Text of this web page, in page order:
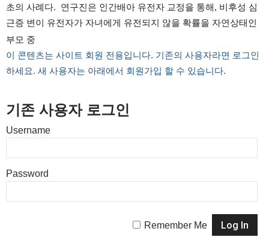
초의 사례다. 연구진은 인간배아 유전자 교정을 통해, 비후성 심
근증 변이 유전자가 자녀에게 유전되지 않을 확률을 자연상태인
부모 중
이 콘텐츠는 사이트 회원 전용입니다. 기존의 사용자라면 로그인
하세요. 새 사용자는 아래에서 회원가입 할 수 있습니다.
기존 사용자 로그인
Username
Password
Remember Me